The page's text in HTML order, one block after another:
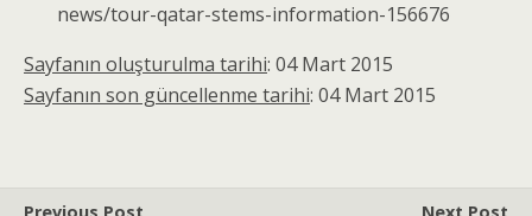
news/tour-qatar-stems-information-156676
Sayfanın oluşturulma tarihi: 04 Mart 2015
Sayfanın son güncellenme tarihi: 04 Mart 2015